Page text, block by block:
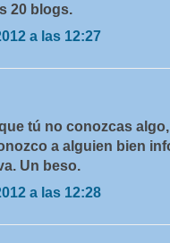
20 blogs.
a las 12:27
tú no conozcas
a alguien bien
Un beso.
a las 12:28